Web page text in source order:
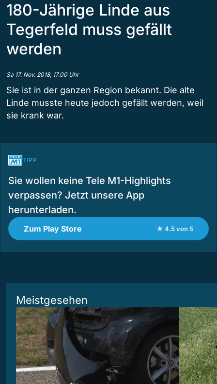
180-Jährige Linde aus
Tegerfeld muss gefällt
werden
Sa 17. Nov. 2018, 17.00 Uhr
Sie ist in der ganzen Region bekannt. Die alte
Linde musste heute jedoch gefällt werden, weil
sie krank war.
TIPP
Sie wollen keine Tele M1-Highlights
verpassen? Jetzt unsere App
herunterladen.
Zum Play Store ★ 4.5 von 5
Meistgesehen